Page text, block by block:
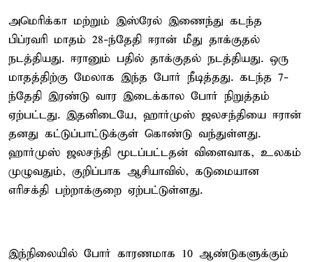
அமெரிக்கா மற்றும் இஸ்ரேல் இணைந்து கடந்த
பிப்ரவரி மாதம் 28-ந்தேதி ஈரான் மீது தாக்குதல்
நடத்தியது. ஈரானும் பதில் தாக்குதல் நடத்தியது. ஒரு
மாதத்திற்கு மேலாக இந்த போர் நீடித்தது. கடந்த 7-
ந்தேதி இரண்டு வார இடைக்கால போர் நிறுத்தம்
ஏற்பட்டது. இதனிடையே, ஹார்முஸ் ஜலசந்தியை ஈரான்
தனது கட்டுப்பாட்டுக்குள் கொண்டு வந்துள்ளது.
ஹார்முஸ் ஜலசந்தி மூடப்பட்டதன் விளைவாக, உலகம்
முழுவதும், குறிப்பாக ஆசியாவில், கடுமையான
எரிசக்தி பற்றாக்குறை ஏற்பட்டுள்ளது.
இந்நிலையில் போர் காரணமாக 10 ஆண்டுகளுக்கும்